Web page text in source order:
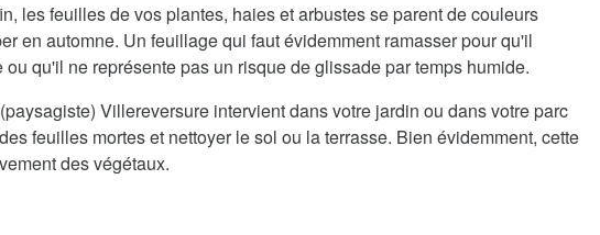
les feuilles de vos plantes, haies et arbustes se parent de couleurs
en automne. Un feuillage qui faut évidemment ramasser pour qu'il
qu'il ne représente pas un risque de glissade par temps humide.
Villereversure intervient dans votre jardin ou dans votre parc
feuilles mortes et nettoyer le sol ou la terrasse. Bien évidemment, cette
des végétaux.